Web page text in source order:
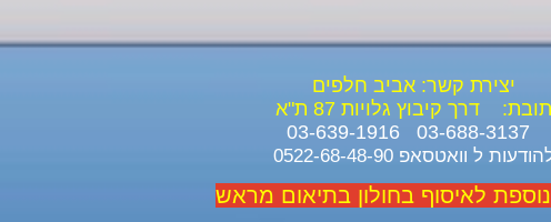
יצירת קשר: אביב חלפים
דרך קיבוץ גלויות 87 ת"א
ל וואטסאפ 0522-68-48-90
לאיסוף בחולון בתיאום מראש